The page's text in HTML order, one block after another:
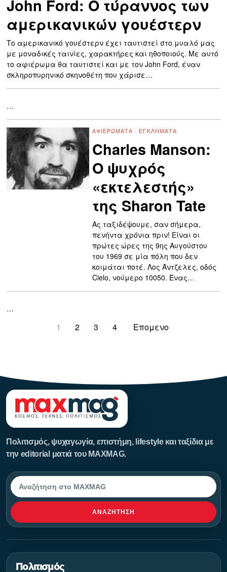
John Ford: Ο τύραννος των
αμερικανικών γουέστερν
Το αμερικανικό γουέστερν έχει ταυτιστεί στο μυαλό μας
με μοναδικές ταινίες, χαρακτήρες και ηθοποιούς. Με αυτό
το αφιέρωμα θα ταυτιστεί και με τον John Ford, έναν
σκληροπυρηνικό σκηνοθέτη που χάρισε…
…
ΑΦΙΕΡΏΜΑΤΑ · ΕΓΚΛΉΜΑΤΑ
Charles Manson:
Ο ψυχρός
«εκτελεστής»
της Sharon Tate
Ας ταξιδέψουμε, σαν σήμερα,
πενήντα χρόνια πριν! Είναι οι
πρώτες ώρες της 9ης Αυγούστου
του 1969 σε μία πόλη που δεν
κοιμάται ποτέ. Λος Άντζελες, οδός
Cielo, νούμερο 10050. Ένας…
…
1 2 3 4 Επομενο
Πολιτισμός, ψυχαγωγία, επιστήμη, lifestyle και ταξίδια με
την editorial ματιά του MAXMAG.
Αναζήτηση
ΑΝΑΖΉΤΗΣΗ
Πολιτισμός